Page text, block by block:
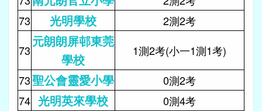
73
光明學校
2測2考
73
元朗朗屏邨東莞
學校
1測2考(小一1測1考)
73聖公會靈愛小學
0測2考
74 光明英來學校
0測4考